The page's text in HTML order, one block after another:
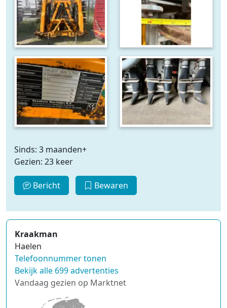
Sinds: 3 maanden+
Gezien: 23 keer
Bericht Bewaren
Kraakman
Haelen
Telefoonnummer tonen
Bekijk alle 699 advertenties
Vandaag gezien op Marktnet